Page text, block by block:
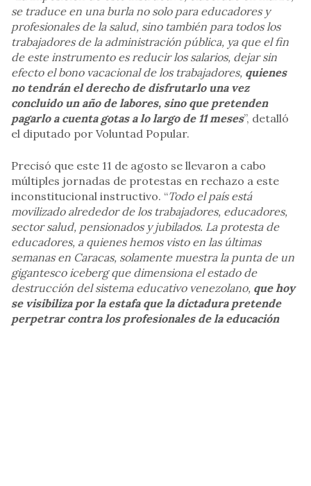
se traduce en una burla no solo para educadores y
profesionales de la salud, sino también para todos los
trabajadores de la administración pública, ya que el fin
de este instrumento es reducir los salarios, dejar sin
efecto el bono vacacional de los trabajadores, quienes
no tendrán el derecho de disfrutarlo una vez
concluido un año de labores, sino que pretenden
pagarlo a cuenta gotas a lo largo de 11 meses”, detalló
el diputado por Voluntad Popular.
Precisó que este 11 de agosto se llevaron a cabo
múltiples jornadas de protestas en rechazo a este
inconstitucional instructivo. “Todo el país está
movilizado alrededor de los trabajadores, educadores,
sector salud, pensionados y jubilados. La protesta de
educadores, a quienes hemos visto en las últimas
semanas en Caracas, solamente muestra la punta de un
gigantesco iceberg que dimensiona el estado de
destrucción del sistema educativo venezolano, que hoy
se visibiliza por la estafa que la dictadura pretende
perpetrar contra los profesionales de la educación